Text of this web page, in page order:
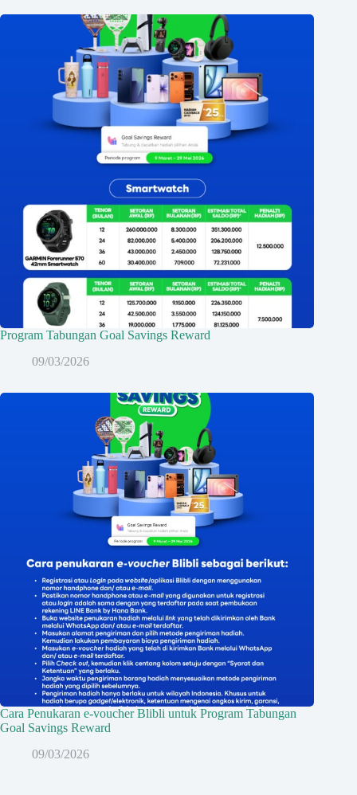
Program Tabungan Goal Savings Reward
09/03/2026
Cara Penukaran e-voucher Blibli untuk Program Tabungan
Goal Savings Reward
09/03/2026